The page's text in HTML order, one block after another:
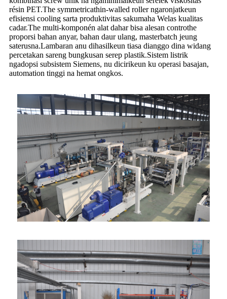
résin PET.The symmetricathin-walled roller ngaronjatkeun
efisiensi cooling sarta produktivitas sakumaha Welas kualitas
cadar.The multi-komponén alat dahar bisa alesan controthe
proporsi bahan anyar, bahan daur ulang, masterbatch jeung
saterusna.Lambaran anu dihasilkeun tiasa dianggo dina widang
percetakan sareng bungkusan serep plastik.Sistem listrik
ngadopsi subsistem Siemens, nu dicirikeun ku operasi basajan,
automation tinggi na hemat ongkos.